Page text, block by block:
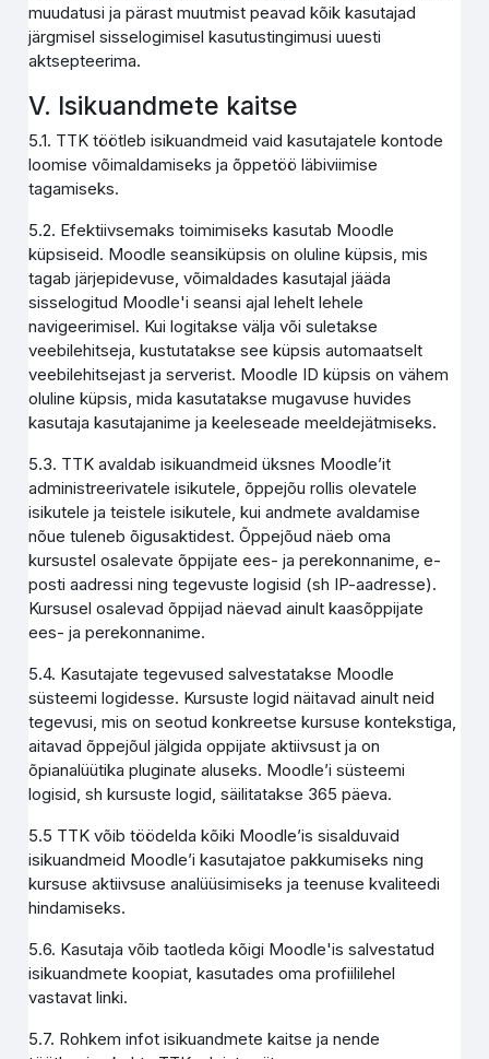
muudatusi ja pärast muutmist peavad kõik kasutajad
järgmisel sisselogimisel kasutustingimusi uuesti
aktsepteerima.
V. Isikuandmete kaitse
5.1. TTK töötleb isikuandmeid vaid kasutajatele kontode
loomise võimaldamiseks ja õppetöö läbiviimise
tagamiseks.
5.2. Efektiivsemaks toimimiseks kasutab Moodle
küpsiseid. Moodle seansiküpsis on oluline küpsis, mis
tagab järjepidevuse, võimaldades kasutajal jääda
sisselogitud Moodle'i seansi ajal lehelt lehele
navigeerimisel. Kui logitakse välja või suletakse
veebilehitseja, kustutatakse see küpsis automaatselt
veebilehitsejast ja serverist. Moodle ID küpsis on vähem
oluline küpsis, mida kasutatakse mugavuse huvides
kasutaja kasutajanime ja keeleseade meeldejätmiseks.
5.3. TTK avaldab isikuandmeid üksnes Moodle’it
administreerivatele isikutele, õppejõu rollis olevatele
isikutele ja teistele isikutele, kui andmete avaldamise
nõue tuleneb õigusaktidest. Õppejõud näeb oma
kursustel osalevate õppijate ees- ja perekonnanime, e-
posti aadressi ning tegevuste logisid (sh IP-aadresse).
Kursusel osalevad õppijad näevad ainult kaasõppijate
ees- ja perekonnanime.
5.4. Kasutajate tegevused salvestatakse Moodle
süsteemi logidesse. Kursuste logid näitavad ainult neid
tegevusi, mis on seotud konkreetse kursuse kontekstiga,
aitavad õppejõul jälgida oppijate aktiivsust ja on
õpianalüütika pluginate aluseks. Moodle’i süsteemi
logisid, sh kursuste logid, säilitatakse 365 päeva.
5.5 TTK võib töödelda kõiki Moodle’is sisalduvaid
isikuandmeid Moodle’i kasutajatoe pakkumiseks ning
kursuse aktiivsuse analüüsimiseks ja teenuse kvaliteedi
hindamiseks.
5.6. Kasutaja võib taotleda kõigi Moodle'is salvestatud
isikuandmete koopiat, kasutades oma profiililehel
vastavat linki.
5.7. Rohkem infot isikuandmete kaitse ja nende